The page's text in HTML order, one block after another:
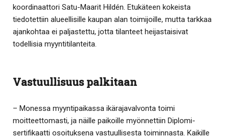
koordinaattori Satu-Maarit Hildén. Etukäteen kokeista
tiedotettiin alueellisille kaupan alan toimijoille, mutta tarkkaa
ajankohtaa ei paljastettu, jotta tilanteet heijastaisivat
todellisia myyntitilanteita.
Vastuullisuus palkitaan
– Monessa myyntipaikassa ikärajavalvonta toimi
moitteettomasti, ja näille paikoille myönnettiin Diplomi-
sertifikaatti osoituksena vastuullisesta toiminnasta. Kaikille